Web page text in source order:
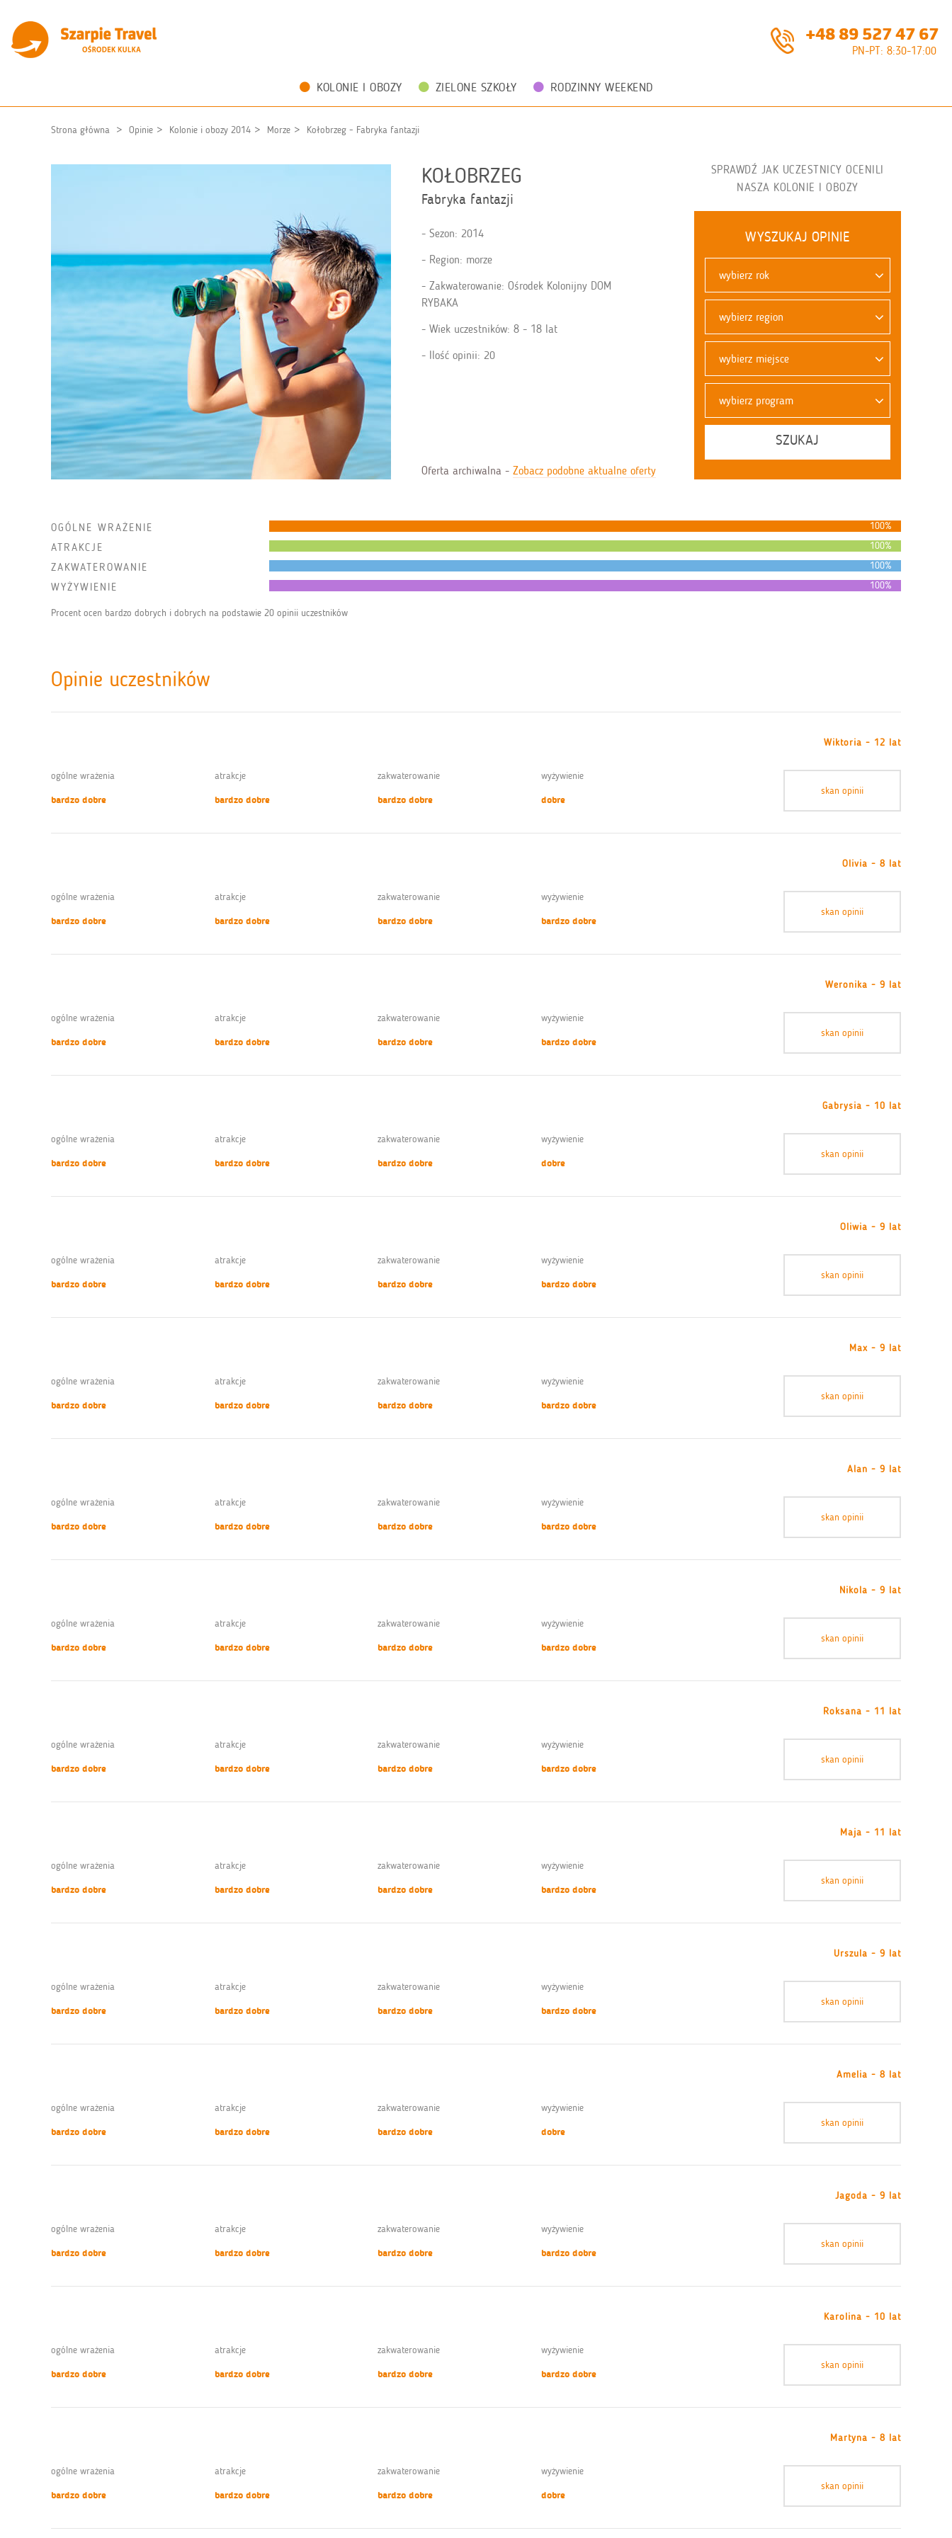
+48 89 527 47 67
PN-PT: 8:30-17:00
KOLONIE I OBOZY ZIELONE SZKOŁY RODZINNY WEEKEND
Strona główna Opinie Kolonie i obozy 2014 Morze Kołobrzeg - Fabryka fantazji
KOŁOBRZEG
Fabryka fantazji
Sezon: 2014
Region: morze
Zakwaterowanie: Ośrodek Kolonijny DOM
RYBAKA
Wiek uczestników: 8 - 18 lat
Ilość opinii: 20
Oferta archiwalna -Zobacz podobne aktualne oferty
SPRAWDŹ JAK UCZESTNICY OCENILI
NASZA KOLONIE I OBOZY
WYSZUKAJ OPINIE
wybierz rok
wybierz region
wybierz miejsce
wybierz program
SZUKAJ
OGÓLNE WRAŻENIE 100%
ATRAKCJE 100%
ZAKWATEROWANIE 100%
WYŻYWIENIE 100%
Procent ocen bardzo dobrych i dobrych na podstawie 20 opinii uczestników
Opinie uczestników
Wiktoria - 12 lat
ogólne wrażenia
bardzo dobre
atrakcje
bardzo dobre
zakwaterowanie
bardzo dobre
wyżywienie
dobre
skan opinii
Olivia - 8 lat
ogólne wrażenia
bardzo dobre
atrakcje
bardzo dobre
zakwaterowanie
bardzo dobre
wyżywienie
bardzo dobre
skan opinii
Weronika - 9 lat
ogólne wrażenia
bardzo dobre
atrakcje
bardzo dobre
zakwaterowanie
bardzo dobre
wyżywienie
bardzo dobre
skan opinii
Gabrysia - 10 lat
ogólne wrażenia
bardzo dobre
atrakcje
bardzo dobre
zakwaterowanie
bardzo dobre
wyżywienie
dobre
skan opinii
Oliwia - 9 lat
ogólne wrażenia
bardzo dobre
atrakcje
bardzo dobre
zakwaterowanie
bardzo dobre
wyżywienie
bardzo dobre
skan opinii
Max - 9 lat
ogólne wrażenia
bardzo dobre
atrakcje
bardzo dobre
zakwaterowanie
bardzo dobre
wyżywienie
bardzo dobre
skan opinii
Alan - 9 lat
ogólne wrażenia
bardzo dobre
atrakcje
bardzo dobre
zakwaterowanie
bardzo dobre
wyżywienie
bardzo dobre
skan opinii
Nikola - 9 lat
ogólne wrażenia
bardzo dobre
atrakcje
bardzo dobre
zakwaterowanie
bardzo dobre
wyżywienie
bardzo dobre
skan opinii
Roksana - 11 lat
ogólne wrażenia
bardzo dobre
atrakcje
bardzo dobre
zakwaterowanie
bardzo dobre
wyżywienie
bardzo dobre
skan opinii
Maja - 11 lat
ogólne wrażenia
bardzo dobre
atrakcje
bardzo dobre
zakwaterowanie
bardzo dobre
wyżywienie
bardzo dobre
skan opinii
Urszula - 9 lat
ogólne wrażenia
bardzo dobre
atrakcje
bardzo dobre
zakwaterowanie
bardzo dobre
wyżywienie
bardzo dobre
skan opinii
Amelia - 8 lat
ogólne wrażenia
bardzo dobre
atrakcje
bardzo dobre
zakwaterowanie
bardzo dobre
wyżywienie
dobre
skan opinii
Jagoda - 9 lat
ogólne wrażenia
bardzo dobre
atrakcje
bardzo dobre
zakwaterowanie
bardzo dobre
wyżywienie
bardzo dobre
skan opinii
Karolina - 10 lat
ogólne wrażenia
bardzo dobre
atrakcje
bardzo dobre
zakwaterowanie
bardzo dobre
wyżywienie
bardzo dobre
skan opinii
Martyna - 8 lat
ogólne wrażenia
bardzo dobre
atrakcje
bardzo dobre
zakwaterowanie
bardzo dobre
wyżywienie
dobre
skan opinii